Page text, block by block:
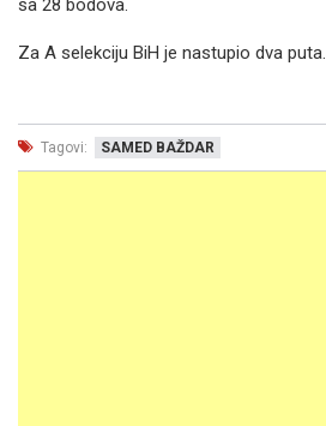
sa 28 bodova.
Za A selekciju BiH je nastupio dva puta.
Tagovi: SAMED BAŽDAR